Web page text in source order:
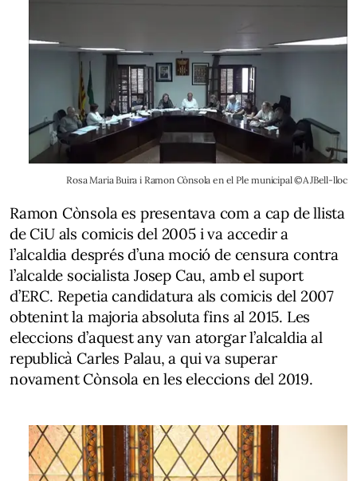
Rosa Maria Buira i Ramon Cònsola en el Ple municipal ©AJBell-lloc
Ramon Cònsola es presentava com a cap de llista
de CiU als comicis del 2005 i va accedir a
l’alcaldia després d’una moció de censura contra
l’alcalde socialista Josep Cau, amb el suport
d’ERC. Repetia candidatura als comicis del 2007
obtenint la majoria absoluta fins al 2015. Les
eleccions d’aquest any van atorgar l’alcaldia al
republicà Carles Palau, a qui va superar
novament Cònsola en les eleccions del 2019.